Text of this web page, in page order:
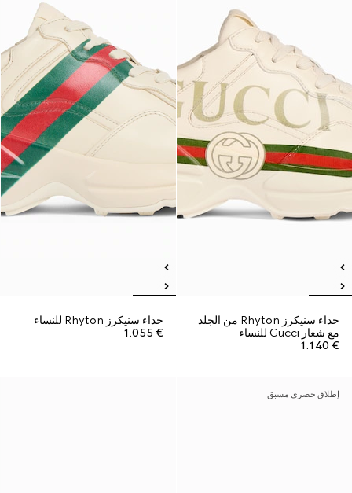
حذاء سنيكرز Rhyton من الجلد
مع شعار Gucci للنساء
€ 1.140
حذاء سنيكرز Rhyton للنساء
€ 1.055
إطلاق حصري مسبق